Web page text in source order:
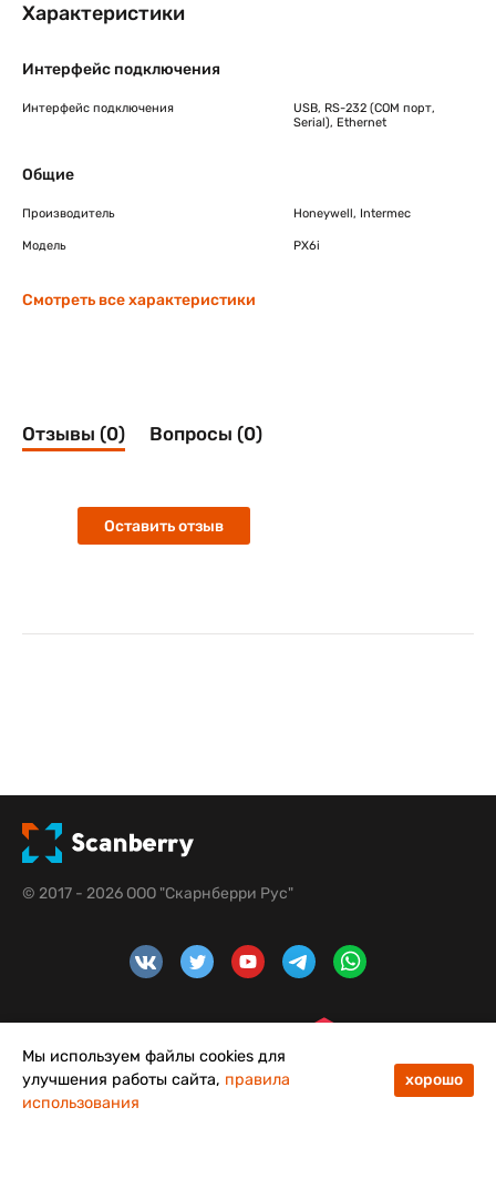
Характеристики
Интерфейс подключения
Интерфейс подключения
USB, RS-232 (COM порт,
Serial), Ethernet
Общие
Производитель Honeywell, Intermec
Модель PX6i
Смотреть все характеристики
Отзывы (0) Вопросы (0)
Оставить отзыв
© 2017 - 2026 ООО "Скарнберри Рус"
48
Мы используем файлы cookies для
улучшения работы сайта, правила
использования
хорошо